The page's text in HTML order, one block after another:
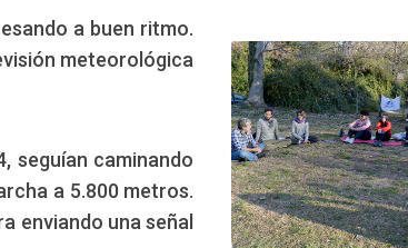
a buen ritmo.
meteorológica
seguían caminando
a 5.800 metros.
enviando una señal